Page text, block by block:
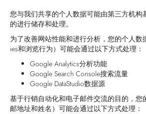
您与我们共享的个人数据可能由第三方机构
的进行储存和处理。
为了改善网站性能和进行分析，您的个人数
ies和浏览行为）可能会通过以下方式处理：
Google Analytics分析功能
Google Search Console搜索流量
Google DataStudio数据源
基于行销自动化和电子邮件交流的目的，您
邮地址和姓名）可能会通过以下方式处理：